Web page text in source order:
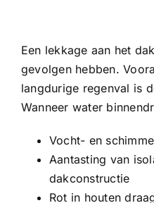
Een lekkage aan het
gevolgen hebben.
langdurige regenval is
Wanneer water
Vocht- en
Aantasting van
dakconstructie
Rot in houten